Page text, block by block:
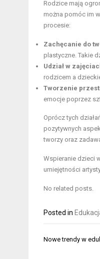
Rodzice mają
można pomóc im
procesie:
Zachęcanie do
plastyczne. Takie
Udział w
rodzicem a
Tworzenie
emocje poprzez
Oprócz tych
pozytywnych
tworzy oraz
Wspieranie dzieci
umiejętności
No related posts.
Posted in
Nawigacja
Nowe trendy w